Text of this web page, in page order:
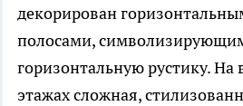
декорирован
полосами,
горизонтальную рустику. На
этажах сложная,